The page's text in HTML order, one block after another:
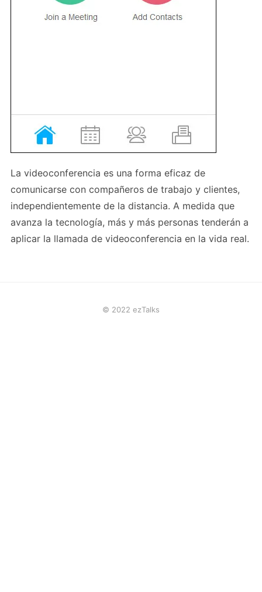
La videoconferencia es una forma eficaz de
comunicarse con compañeros de trabajo y clientes,
independientemente de la distancia. A medida que
avanza la tecnología, más y más personas tenderán a
aplicar la llamada de videoconferencia en la vida real.
© 2022 ezTalks